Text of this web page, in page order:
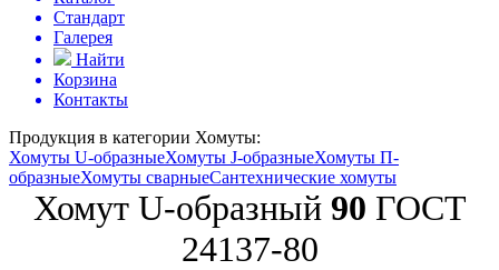
Стандарт
Галерея
Найти
Корзина
Контакты
Продукция в категории Хомуты:
Хомуты U-образныеХомуты J-образныеХомуты П-
образныеХомуты сварныеСантехнические хомуты
Хомут U-образный90 ГОСТ
24137-80